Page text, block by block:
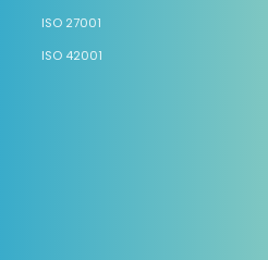
ISO 27001
ISO 42001